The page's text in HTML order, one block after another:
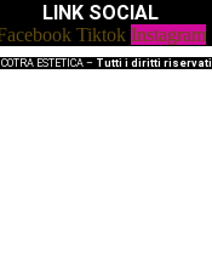
LINK SOCIAL
Tiktok Instagram
ESTETICA – Tutti i diritti riservati